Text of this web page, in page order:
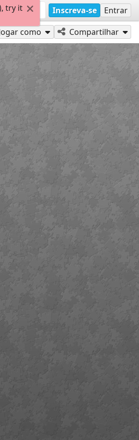
Inscreva-se Entrar
como Compartilhar
try it